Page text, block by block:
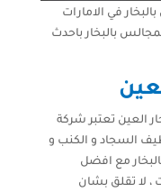
في الامارات
بالبخار باحدث
العين تعتبر شركة
السجاد و الكنب و
مع افضل
، لا تقلق بشان